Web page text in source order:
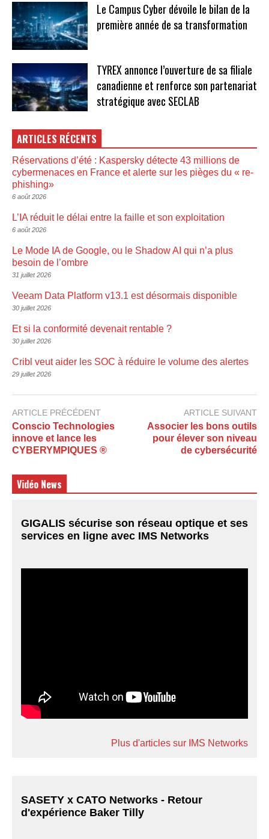
Le Campus Cyber dévoile le bilan de la
première année de sa transformation
TYREX annonce l’ouverture de sa filiale
canadienne et renforce son partenariat
stratégique avec SECLAB
ARTICLES RÉCENTS
Réservations d’été : Kaspersky détecte 43 millions de
cybermenaces en France et alerte sur les pièges du « re-
phishing»
6 août 2026
L’IA réduit le délai entre la faille et son exploitation
6 août 2026
Le Mode IA de Google, ou le Shadow AI qui n’a plus
besoin de l’ombre
31 juillet 2026
Veeam Data Platform v13.1 est désormais disponible
30 juillet 2026
Et si la conformité devenait rentable ?
30 juillet 2026
Cribl veut aider les SOC à réduire le volume des alertes
29 juillet 2026
ARTICLE PRÉCÉDENT
Conscio Technologies
innove et lance les
CYBERYMPIQUES ®
ARTICLE SUIVANT
Associer les bons outils
pour élever son niveau
de cybersécurité
Vidéo News
GIGALIS sécurise son réseau optique et ses
services en ligne avec IMS Networks
Plus d'articles sur IMS Networks
SASETY x CATO Networks - Retour
d'expérience Baker Tilly